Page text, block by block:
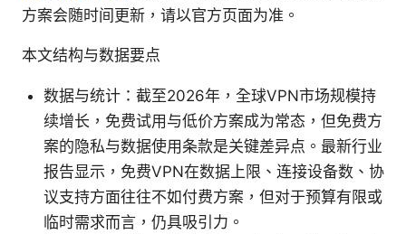
方案会随时间更新，请以官方页面为准。
本文结构与数据要点
数据与统计：截至2026年，全球VPN市场规模持
续增长，免费试用与低价方案成为常态，但免费方
案的隐私与数据使用条款是关键差异点。最新行业
报告显示，免费VPN在数据上限、连接设备数、协
议支持方面往往不如付费方案，但对于预算有限或
临时需求而言，仍具吸引力。